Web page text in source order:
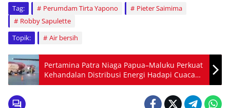
Tag: Perumdam Tirta Yapono
Pieter Saimima
Robby Sapulette
Topik:
Air bersih
Pertamina Patra Niaga Papua–Maluku Perkuat
Kehandalan Distribusi Energi Hadapi Cuaca
Ekstrem Akhir Tahun